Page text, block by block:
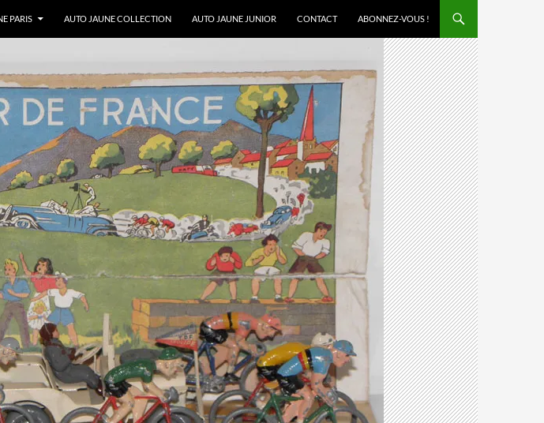
PARIS
AUTO JAUNE COLLECTION AUTO JAUNE JUNIOR CONTACT ABONNEZ-VOUS !